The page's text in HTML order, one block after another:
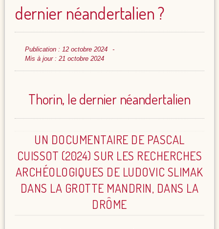
dernier néandertalien ?
Publication : 12 octobre 2024
Mis à jour : 21 octobre 2024
Thorin, le dernier néandertalien
UN DOCUMENTAIRE DE PASCAL
CUISSOT (2024) SUR LES RECHERCHES
ARCHÉOLOGIQUES DE LUDOVIC SLIMAK
DANS LA GROTTE MANDRIN, DANS LA
DRÔME